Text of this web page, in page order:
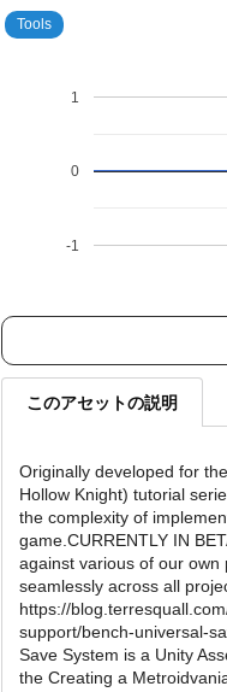
Tools
-1
0
1
このアセットの説明
Originally developed for
Hollow Knight) tutorial
the complexity of
game.CURRENTLY IN
against various of our
seamlessly across all
https://
support/bench-universal-
Save System is a Unity
the Creating a